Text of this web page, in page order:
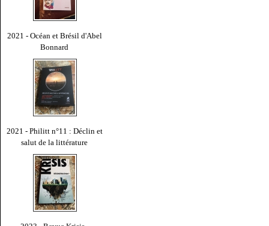
2021 - Océan et Brésil d'Abel
Bonnard
2021 - Philitt n°11 : Déclin et
salut de la littérature